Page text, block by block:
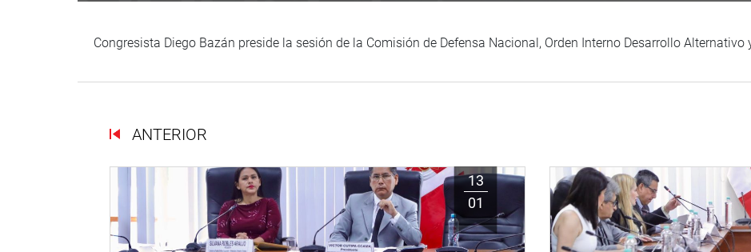
Congresista Diego Bazán preside la sesión de la Comisión de Defensa Nacional, Orden Interno Desarrollo Alternativo
ANTERIOR
13
01